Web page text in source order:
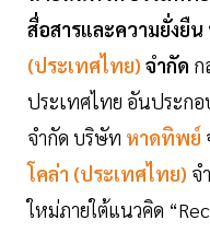
สื่อสารและความยั่งยื
(ประเทศไทย) จำกัด ก
ประเทศไทย อันประก
จำกัด บริษัท หาดทิพย์
โคล่า (ประเทศไทย) จ
ใหม่ภายใต้แนวคิด